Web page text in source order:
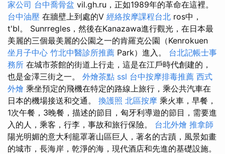
家公司 台中喬骨盆 vil.gh.ru，正如1989年的革命在這裡。
台中油壓 在牆壁上到處的V 經絡按摩課程台北 ros中，
t'bl。 Sunrregles，然後在Kanazawa進行觀光，在日本最
美麗的三個最美麗的公園之一的肯羅克公園（Kenrokuen
坐月子中心 竹北中醫診所推薦 Park）進入。 台北記帳士事
務所 在城市茶館的街道上行走，這是在江戶時代創建的，
也是金澤三街之一。 外燴茶點 ssl 台中按摩排毒推薦 西式
外燴 乘坐預定的飛機在特定的路線上旅行，乘公共汽車在
日本的機場接送和交通。 換護照 北區按摩 乘火車，早餐，
1次午餐，3晚餐，描述的節目，匈牙利導遊的節目，需要進
入的人，乘客，行李，事故和旅行保險。 台北外燴 推拿師
陽光明媚的意大利籠罩著山區巨人，著名的古蹟，風景如畫
的城市，長海岸，乾淨的海，現代酒店和先進的基礎設施。